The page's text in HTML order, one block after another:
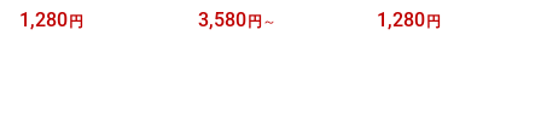
個セット 高濃度アルコー
ル 植物由来エタノール
1,280円
のまま食べられる 非常食
おにぎり 備蓄おにぎり
3,580円 ～
リーンウェット手袋 シャ
ンプータオル ウェットシ
1,280円